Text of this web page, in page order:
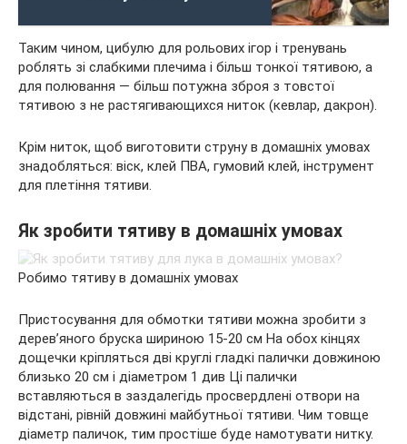
Таким чином, цибулю для рольових ігор і тренувань
роблять зі слабкими плечима і більш тонкої тятивою, а
для полювання — більш потужна зброя з товстої
тятивою з не растягивающихся ниток (кевлар, дакрон).
Крім ниток, щоб виготовити струну в домашніх умовах
знадобляться: віск, клей ПВА, гумовий клей, інструмент
для плетіння тятиви.
Як зробити тятиву в домашніх умовах
Робимо тятиву в домашніх умовах
Пристосування для обмотки тятиви можна зробити з
дерев’яного бруска шириною 15-20 см На обох кінцях
дощечки кріпляться дві круглі гладкі палички довжиною
близько 20 см і діаметром 1 див Ці палички
вставляються в заздалегідь просвердлені отвори на
відстані, рівній довжині майбутньої тятиви. Чим товще
діаметр паличок, тим простіше буде намотувати нитку.